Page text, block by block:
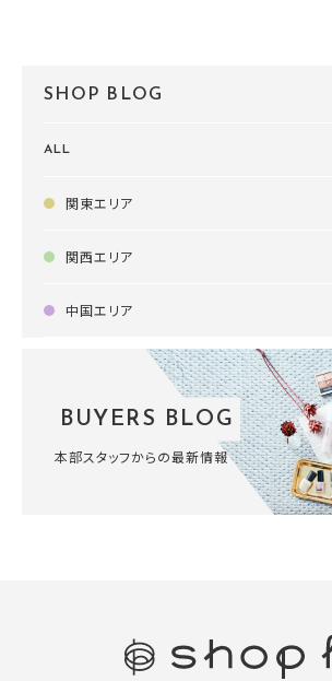
SHOP BLOG
ALL
関東エリア
関西エリア
中国エリア
BUYERS BLOG
本部スタッフからの最新情報